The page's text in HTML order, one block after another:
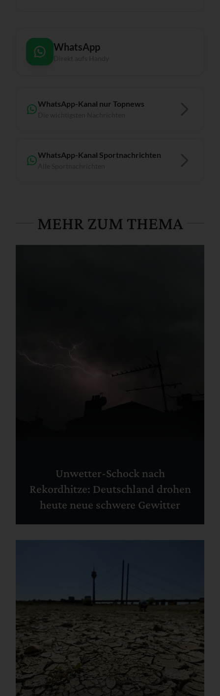
WhatsApp
WhatsApp-Kanal nur Topnews
WhatsApp-Kanal Sportnachrichten
MEHR ZUM THEMA
Unwetter-Schock nach
Rekordhitze: Deutschland drohen
heute neue schwere Gewitter